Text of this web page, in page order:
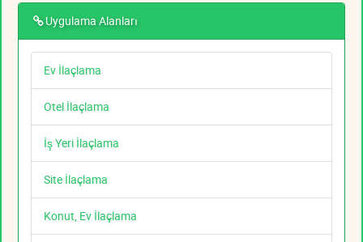
Uygulama Alanları
Ev İlaçlama
Otel İlaçlama
İş Yeri İlaçlama
Site İlaçlama
Konut, Ev İlaçlama